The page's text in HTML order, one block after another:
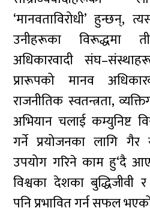
‘मानवताविरोधी’ हुन्छन्,
उनीहरूका विरूद्धमा
अधिकारवादी
प्रारूपको मानव
राजनीतिक स्वतन्त्रता,
अभियान चलाई कम्युनिष्ट
गर्ने प्रयोजनका लागि गैर
उपयोग गरिने काम हु‘दै
विश्वका देशका बुद्धिजीवी
पनि प्रभावित गर्न सफल